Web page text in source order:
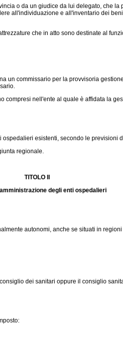
o da un giudice da lui delegato, che
all'individuazione e all'inventario dei
che in atto sono destinate al
commissario per la provvisoria
nell'ente al quale è affidata la
esistenti, secondo le previsioni
regionale.
TITOLO II
degli enti ospedalieri
autonomi, anche se situati in
dei sanitari oppure il consiglio